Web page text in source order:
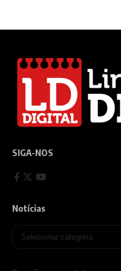
SIGA-NOS
Notícias